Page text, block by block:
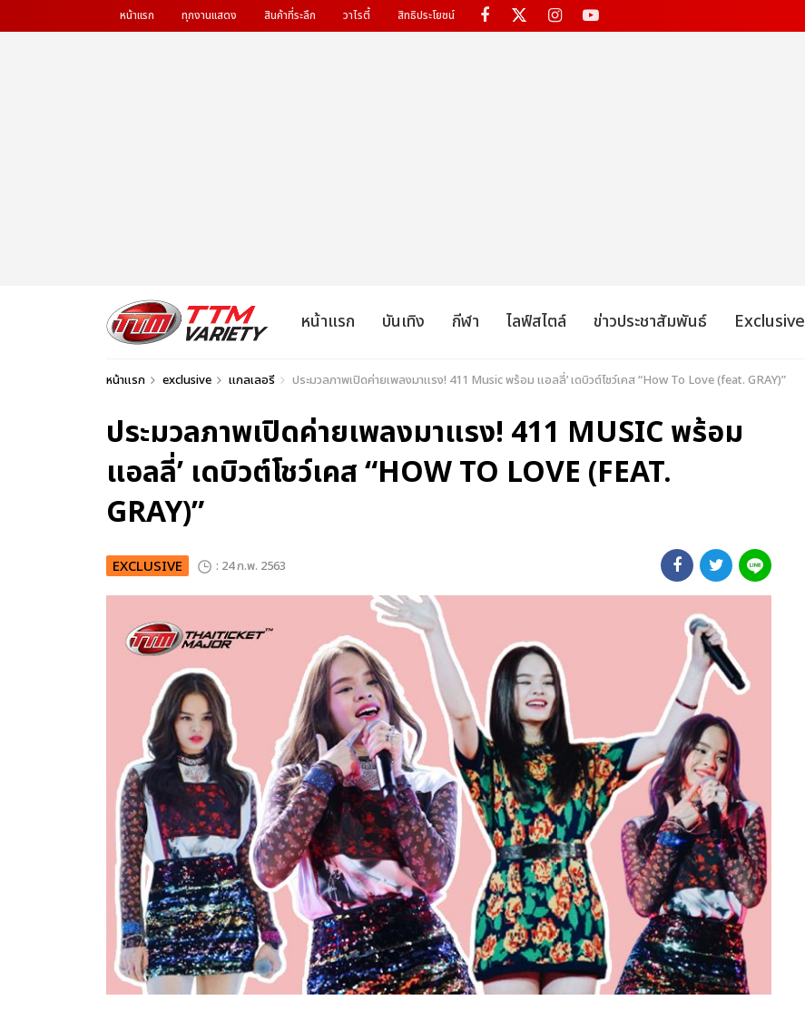
หน้าแรก ทุกงานแสดง สินค้าที่ระลึก วาไรตี้ สิทธิประโยชน์
หน้าแรก บันเทิง กีฬา ไลฟ์สไตล์ ข่าวประชาสัมพันธ์ Exclusive
หน้าแรก exclusive แกลเลอรี ประมวลภาพเปิดค่ายเพลงมาแรง! 411 Music พร้อม แอลลี่’ เดบิวต์โชว์เคส “How To Love (feat. GRAY)”
ประมวลภาพเปิดค่ายเพลงมาแรง! 411 MUSIC พร้อม
แอลลี่’ เดบิวต์โชว์เคส “HOW TO LOVE (FEAT.
GRAY)”
EXCLUSIVE : 24 ก.พ. 2563